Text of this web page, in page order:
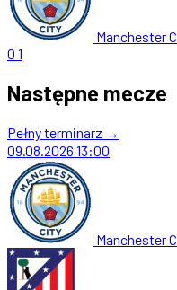
Manchester
0 1
Następne mecze
Pełny terminarz →
09.08.2026 13:00
Manchester